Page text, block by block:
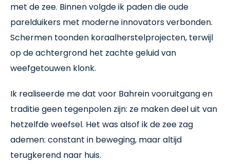
met de zee. Binnen volgde ik paden die oude
parelduikers met moderne innovators verbonden.
Schermen toonden koraalherstelprojecten, terwijl
op de achtergrond het zachte geluid van
weefgetouwen klonk.
Ik realiseerde me dat voor Bahrein vooruitgang en
traditie geen tegenpolen zijn: ze maken deel uit van
hetzelfde weefsel. Het was alsof ik de zee zag
ademen: constant in beweging, maar altijd
terugkerend naar huis.